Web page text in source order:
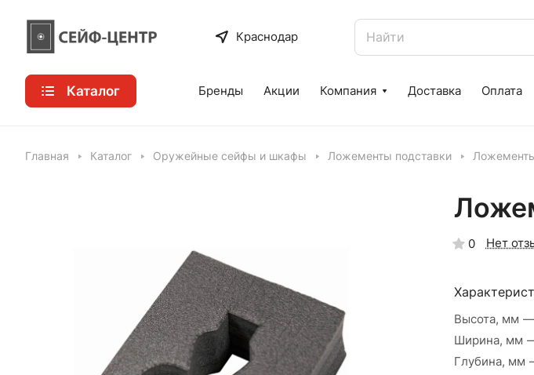
Краснодар
Каталог Бренды Акции Компания Доставка Оплата
Главная Каталог Оружейные сейфы и шкафы Ложементы подставки
0 Нет
Высота, мм —
Ширина, мм
Глубина, мм